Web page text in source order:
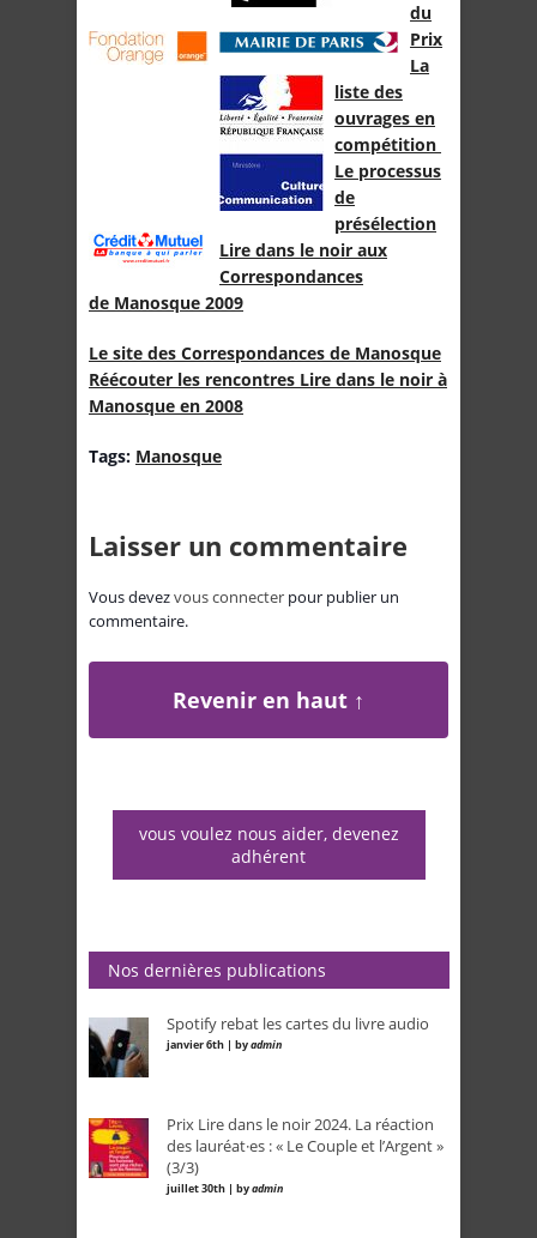
du
Prix
La
liste des
ouvrages en
compétition
Le processus
de
présélection
Lire dans le noir aux
Correspondances
de Manosque 2009
Le site des Correspondances de Manosque
Réécouter les rencontres Lire dans le noir à
Manosque en 2008
Tags: Manosque
Laisser un commentaire
Vous devezvous connecter pour publier un
commentaire.
Revenir en haut ↑
vous voulez nous aider, devenez
adhérent
Nos dernières publications
Spotify rebat les cartes du livre audio
janvier 6th | byadmin
Prix Lire dans le noir 2024. La réaction
des lauréat·es : « Le Couple et l’Argent »
(3/3)
juillet 30th | byadmin